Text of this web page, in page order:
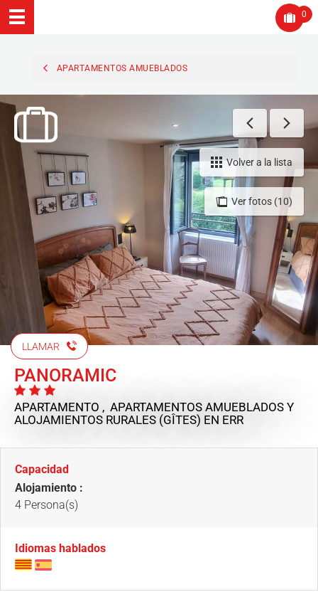
0
APARTAMENTOS AMUEBLADOS
Ver fotos (10)
Volver a la lista
LLAMAR
PANORAMIC
APARTAMENTO , APARTAMENTOS AMUEBLADOS Y
ALOJAMIENTOS RURALES (GÎTES) EN ERR
Capacidad
Alojamiento :
4 Persona(s)
Idiomas hablados